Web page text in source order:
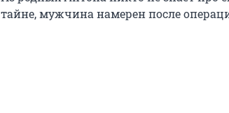
тайне, мужчина намерен после